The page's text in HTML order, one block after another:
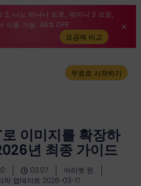
2, 나노 바나나 프로, 제미니 3 프로,
사용 가능. 46% OFF
요금제 비교
무료로 시작하기
이미지를 확장하
년 최종 가이드
03:07
아리엣 윈
막 업데이트 2026-03-17